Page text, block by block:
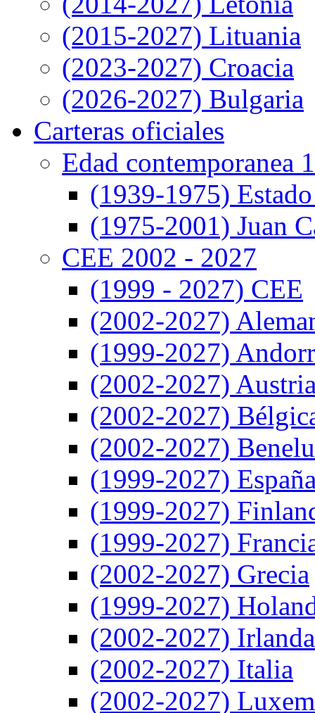
(2015-2027) Lituania
(2023-2027) Croacia
(2026-2027) Bulgaria
Carteras oficiales
Edad contemporanea
(1939-1975)
(1975-2001) Juan
CEE 2002 - 2027
(1999 - 2027) CEE
(2002-2027)
(1999-2027)
(2002-2027)
(2002-2027)
(2002-2027)
(1999-2027)
(1999-2027)
(1999-2027)
(2002-2027) Grecia
(1999-2027)
(2002-2027) Irlanda
(2002-2027) Italia
(2002-2027)